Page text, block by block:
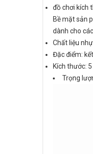
đồ chơi kích
Bề mặt sản
dành cho
Chất liệu
Đặc điểm:
Kích thước:
Trọng